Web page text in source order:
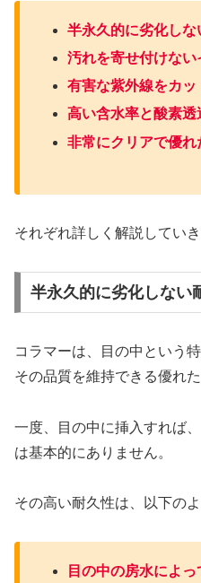
半永久的に劣化しな
汚れを寄せ付けな
有害な紫外線をカッ
高い含水率と酸素透
非常にクリアで優れ
それぞれ詳しく解説していき
半永久的に劣化しない
コラマーは、目の中という
その品質を維持できる優れ
一度、目の中に挿入すれば
は基本的にありません。
その高い耐久性は、以下の
目の中の房水によ